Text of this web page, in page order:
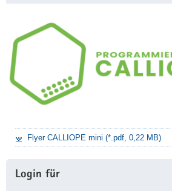
Flyer CALLIOPE mini (*.pdf, 0,22 MB)
Login für